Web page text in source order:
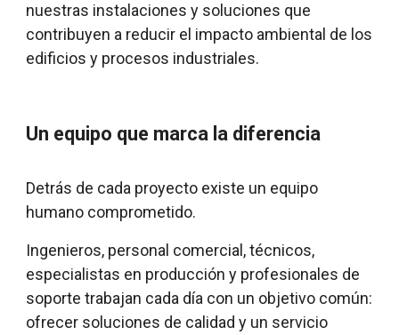
nuestras instalaciones y soluciones que
contribuyen a reducir el impacto ambiental de los
edificios y procesos industriales.
Un equipo que marca la diferencia
Detrás de cada proyecto existe un equipo
humano comprometido.
Ingenieros, personal comercial, técnicos,
especialistas en producción y profesionales de
soporte trabajan cada día con un objetivo común:
ofrecer soluciones de calidad y un servicio